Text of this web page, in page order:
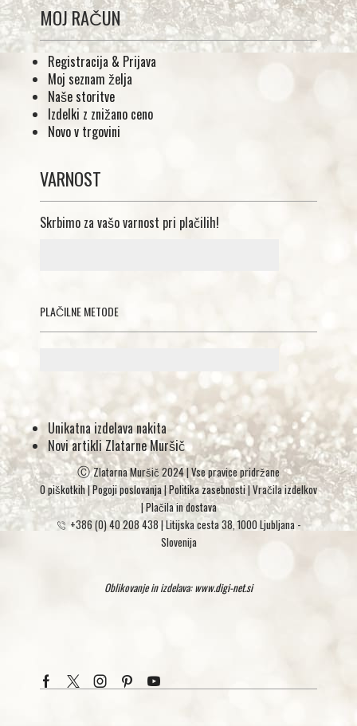
MOJ RAČUN
Registracija & Prijava
Moj seznam želja
Naše storitve
Izdelki z znižano ceno
Novo v trgovini
VARNOST
Skrbimo za vašo varnost pri plačilih!
PLAČILNE METODE
Unikatna izdelava nakita
Novi artikli Zlatarne Muršič
ⒸZlatarna Muršič 2024 | Vse pravice pridržane
O piškotkih|Pogoji poslovanja|Politika zasebnosti| Vračila izdelkov
|Plačila in dostava
+386 (0) 40 208 438|Litijska cesta 38, 1000 Ljubljana -
Slovenija
Oblikovanje in izdelava:www.digi-net.si
FacebookTwitterInstagramPinterestYoutube